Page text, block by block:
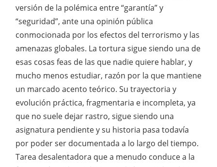
versión de la polémica entre “garantía” y
“seguridad”, ante una opinión pública
conmocionada por los efectos del terrorismo y las
amenazas globales. La tortura sigue siendo una de
esas cosas feas de las que nadie quiere hablar, y
mucho menos estudiar, razón por la que mantiene
un marcado acento teórico. Su trayectoria y
evolución práctica, fragmentaria e incompleta, ya
que no suele dejar rastro, sigue siendo una
asignatura pendiente y su historia pasa todavía
por poder ser documentada a lo largo del tiempo.
Tarea desalentadora que a menudo conduce a la